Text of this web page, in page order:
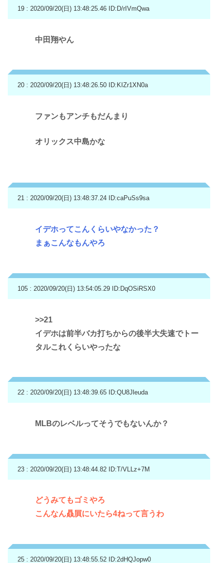
19 : 2020/09/20(日) 13:48:25.46 ID:D/rIVmQwa
中田翔やん
20 : 2020/09/20(日) 13:48:26.50 ID:KIZr1XN0a
ファンもアンチもだんまり
オリックス中島かな
21 : 2020/09/20(日) 13:48:37.24 ID:caPuSs9sa
イデホってこんくらいやなかった？
まぁこんなもんやろ
105 : 2020/09/20(日) 13:54:05.29 ID:DqOSiRSX0
>>21
イデホは前半バカ打ちからの後半大失速でトー
タルこれくらいやったな
22 : 2020/09/20(日) 13:48:39.65 ID:QU8Jleuda
MLBのレベルってそうでもないんか？
23 : 2020/09/20(日) 13:48:44.82 ID:T/VLLz+7M
どうみてもゴミやろ
こんなん贔屓にいたら4ねって言うわ
25 : 2020/09/20(日) 13:48:55.52 ID:2dHQJopw0